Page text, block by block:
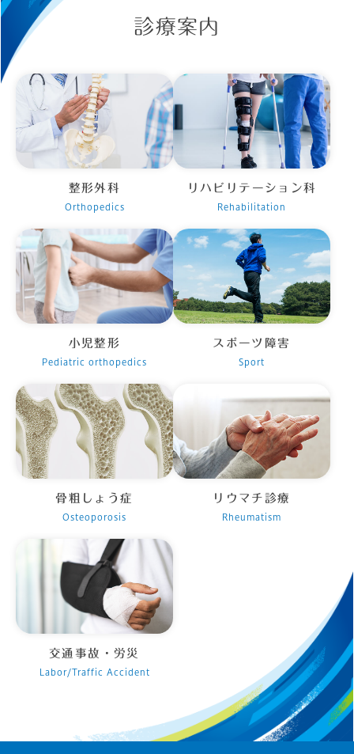
診療案内
整形外科
Orthopedics
リハビリテーション科
Rehabilitation
小児整形
Pediatric orthopedics
スポーツ障害
Sport
骨粗しょう症
Osteoporosis
リウマチ診療
Rheumatism
交通事故・労災
Labor/Traffic Accident